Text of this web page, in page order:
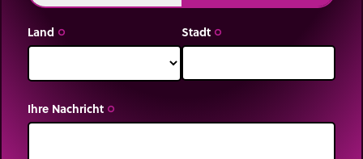
Land trip_origin Stadt trip_origin
Ihre Nachricht trip_origin